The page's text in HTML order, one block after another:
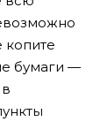
копите
бумаги —